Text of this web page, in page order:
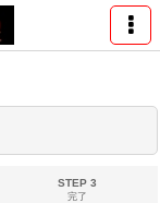
STEP 3
完了